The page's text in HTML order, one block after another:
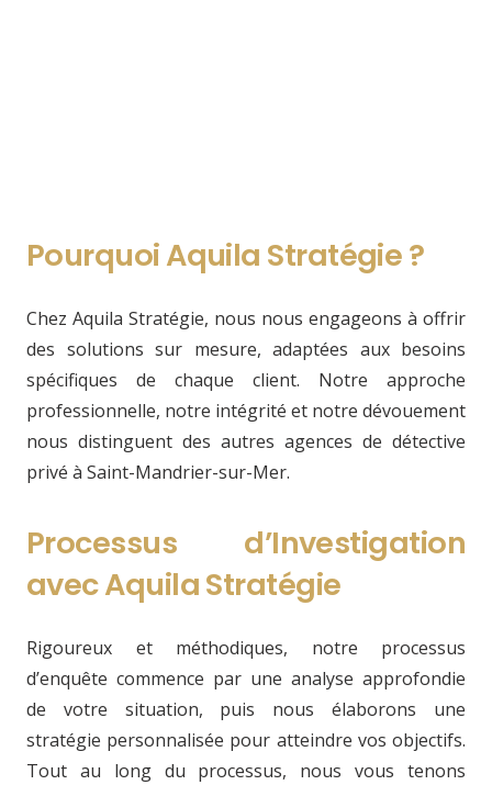
Pourquoi Aquila Stratégie ?
Chez Aquila Stratégie, nous nous engageons à offrir
des solutions sur mesure, adaptées aux besoins
spécifiques de chaque client. Notre approche
professionnelle, notre intégrité et notre dévouement
nous distinguent des autres agences de détective
privé à Saint-Mandrier-sur-Mer.
Processus d’Investigation
avec Aquila Stratégie
Rigoureux et méthodiques, notre processus
d’enquête commence par une analyse approfondie
de votre situation, puis nous élaborons une
stratégie personnalisée pour atteindre vos objectifs.
Tout au long du processus, nous vous tenons